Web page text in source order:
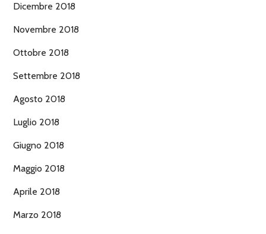
Dicembre 2018
Novembre 2018
Ottobre 2018
Settembre 2018
Agosto 2018
Luglio 2018
Giugno 2018
Maggio 2018
Aprile 2018
Marzo 2018